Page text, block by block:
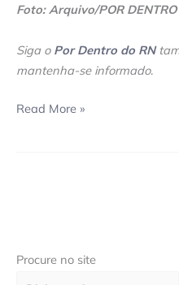
Foto: Arquivo/POR
Siga o Por Dentro do RN
mantenha-se informado.
Read More »
Procure no site